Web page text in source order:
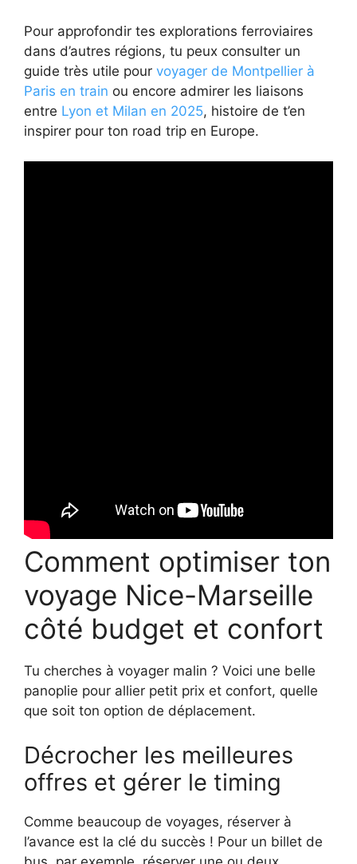
Pour approfondir tes explorations ferroviaires
dans d’autres régions, tu peux consulter un
guide très utile pour voyager de Montpellier à
Paris en train ou encore admirer les liaisons
entre Lyon et Milan en 2025, histoire de t’en
inspirer pour ton road trip en Europe.
Comment optimiser ton
voyage Nice-Marseille
côté budget et confort
Tu cherches à voyager malin ? Voici une belle
panoplie pour allier petit prix et confort, quelle
que soit ton option de déplacement.
Décrocher les meilleures
offres et gérer le timing
Comme beaucoup de voyages, réserver à
l’avance est la clé du succès ! Pour un billet de